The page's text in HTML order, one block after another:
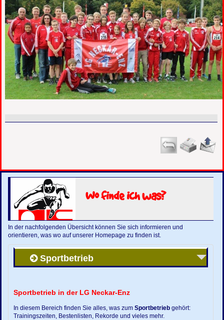
Wo finde ich was?
In der nachfolgenden Übersicht können Sie sich informieren und
orientieren, was wo auf unserer Homepage zu finden ist.
Sportbetrieb
Sportbetrieb in der LG Neckar-Enz
In diesem Bereich finden Sie alles, was zumSportbetrieb gehört:
Trainingszeiten, Bestenlisten, Rekorde und vieles mehr.